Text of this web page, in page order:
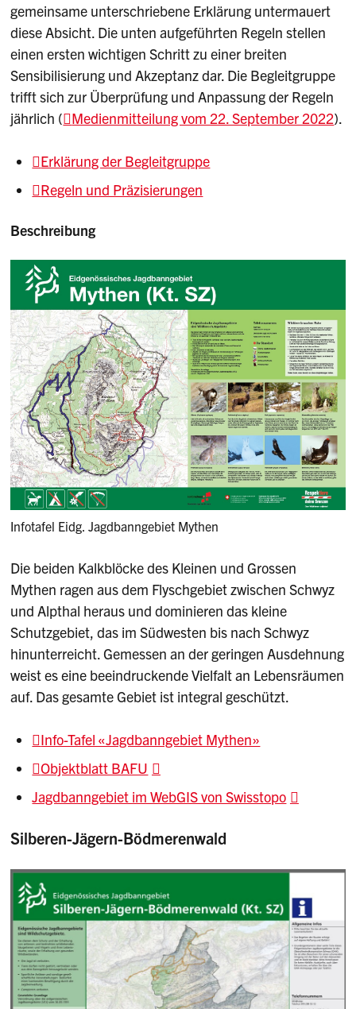
gemeinsame unterschriebene Erklärung untermauert
diese Absicht. Die unten aufgeführten Regeln stellen
einen ersten wichtigen Schritt zu einer breiten
Sensibilisierung und Akzeptanz dar. Die Begleitgruppe
trifft sich zur Überprüfung und Anpassung der Regeln
jährlich ( Medienmitteilung vom 22. September 2022).
Erklärung der Begleitgruppe
Regeln und Präzisierungen
Beschreibung
Infotafel Eidg. Jagdbanngebiet Mythen
Die beiden Kalkblöcke des Kleinen und Grossen
Mythen ragen aus dem Flyschgebiet zwischen Schwyz
und Alpthal heraus und dominieren das kleine
Schutzgebiet, das im Südwesten bis nach Schwyz
hinunterreicht. Gemessen an der geringen Ausdehnung
weist es eine beeindruckende Vielfalt an Lebensräumen
auf. Das gesamte Gebiet ist integral geschützt.
Info-Tafel «Jagdbanngebiet Mythen»
Objektblatt BAFU
Jagdbanngebiet im WebGIS von Swisstopo
Silberen-Jägern-Bödmerenwald